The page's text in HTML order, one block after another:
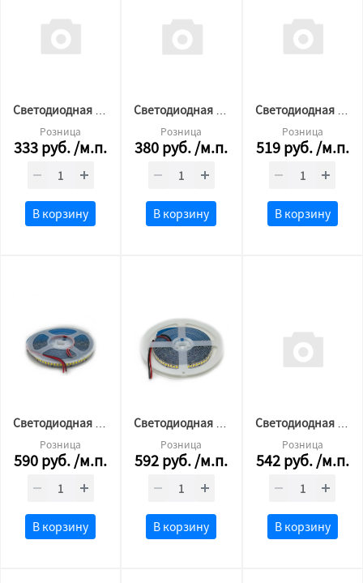
Розница
333руб./м.п.
В корзину
Розница
380руб./м.п.
В корзину
Розница
519руб./м.п.
В корзину
Розница
590руб./м.п.
В корзину
Розница
592руб./м.п.
В корзину
Розница
542руб./м.п.
В корзину